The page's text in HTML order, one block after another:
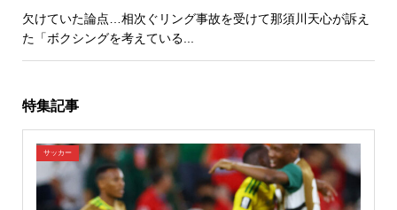
欠けていた論点…相次ぐリング事故を受けて那須川天心が訴え
た「ボクシングを考えている...
特集記事
サッカー